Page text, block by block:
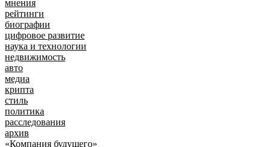
мнения
рейтинги
биографии
цифровое развитие
наука и технологии
недвижимость
авто
медиа
крипта
стиль
политика
расследования
архив
«Компания будущего»